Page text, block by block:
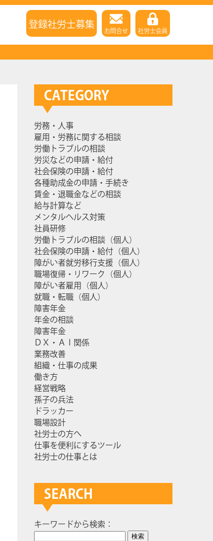
登録社労士募集 お問合せ 社労士会員
CATEGORY
労務・人事
雇用・労務に関する相談
労働トラブルの相談
労災などの申請・給付
社会保険の申請・給付
各種助成金の申請・手続き
賃金・退職金などの相談
給与計算など
メンタルヘルス対策
社員研修
労働トラブルの相談（個人）
社会保険の申請・給付（個人）
障がい者就労移行支援（個人）
職場復帰・リワーク（個人）
障がい者雇用（個人）
就職・転職（個人）
障害年金
年金の相談
障害年金
ＤＸ・ＡＩ関係
業務改善
組織・仕事の成果
働き方
経営戦略
孫子の兵法
ドラッカー
職場設計
社労士の方へ
仕事を便利にするツール
社労士の仕事とは
SEARCH
キーワードから検索：